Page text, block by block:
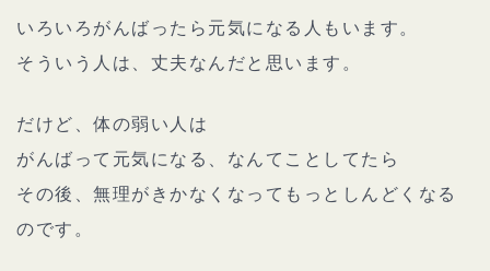
いろいろがんばったら元気になる人もいます。
そういう人は、丈夫なんだと思います。
だけど、体の弱い人は
がんばって元気になる、なんてことしてたら
その後、無理がきかなくなってもっとしんどくなる
のです。